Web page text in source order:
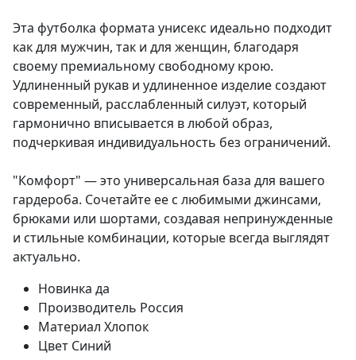
Эта футболка формата унисекс идеально подходит
как для мужчин, так и для женщин, благодаря
своему премиальному свободному крою.
Удлиненный рукав и удлиненное изделие создают
современный, расслабленный силуэт, который
гармонично вписывается в любой образ,
подчеркивая индивидуальность без ограничений.
"Комфорт" — это универсальная база для вашего
гардероба. Сочетайте ее с любимыми джинсами,
брюками или шортами, создавая непринужденные
и стильные комбинации, которые всегда выглядят
актуально.
Новинка да
Производитель Россия
Материал Хлопок
Цвет Синий